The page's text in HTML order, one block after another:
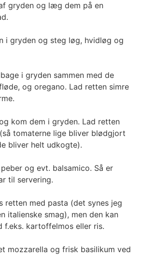
gryden og læg dem på en
i gryden og steg løg, hvidløg og
i gryden sammen med de
og oregano. Lad retten simre
kom dem i gryden. Lad retten
tomaterne lige bliver blødgjort
bliver helt udkogte).
og evt. balsamico. Så er
til servering.
retten med pasta (det synes jeg
italienske smag), men den kan
f.eks. kartoffelmos eller ris.
mozzarella og frisk basilikum ved